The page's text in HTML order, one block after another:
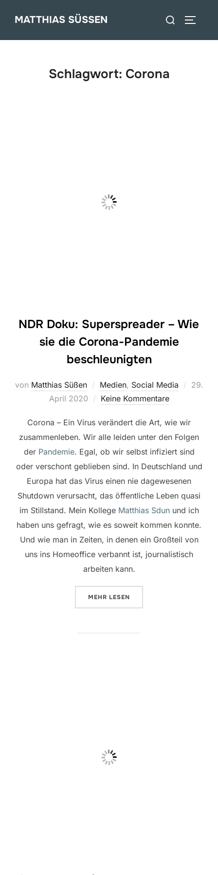
InhaltMATTHIAS SÜSSEN
Suchen
Schlagwort: Corona
NDR Doku: Superspreader – Wie
sie die Corona-Pandemie
beschleunigten
von Matthias Süßen Medien, Social Media
29.
April 2020
Keine Kommentare
Corona – Ein Virus verändert die Art, wie wir
zusammenleben. Wir alle leiden unter den Folgen
der Pandemie. Egal, ob wir selbst infiziert sind
oder verschont geblieben sind. In Deutschland und
Europa hat das Virus einen nie dagewesenen
Shutdown verursacht, das öffentliche Leben quasi
im Stillstand. Mein Kollege Matthias Sdunund ich
haben uns gefragt, wie es soweit kommen konnte.
Und wie man in Zeiten, in denen ein Großteil von
uns ins Homeoffice verbannt ist, journalistisch
arbeiten kann.
MEHR ÜBER „NDR DOKU:
LESEN